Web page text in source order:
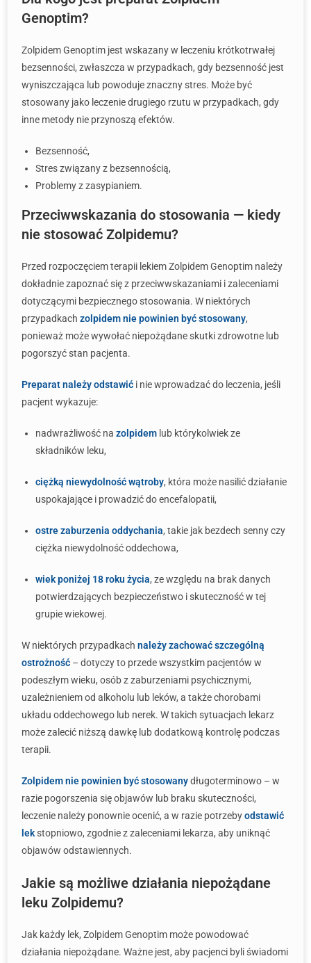
Genoptim?
Zolpidem Genoptim jest wskazany w leczeniu krótkotrwałej
bezsenności, zwłaszcza w przypadkach, gdy bezsenność jest
wyniszczająca lub powoduje znaczny stres. Może być
stosowany jako leczenie drugiego rzutu w przypadkach, gdy
inne metody nie przynoszą efektów.
Bezsenność,
Stres związany z bezsennością,
Problemy z zasypianiem.
Przeciwwskazania do stosowania — kiedy
nie stosować Zolpidemu?
Przed rozpoczęciem terapii lekiem Zolpidem Genoptim należy
dokładnie zapoznać się z przeciwwskazaniami i zaleceniami
dotyczącymi bezpiecznego stosowania. W niektórych
przypadkach zolpidem nie powinien być stosowany,
ponieważ może wywołać niepożądane skutki zdrowotne lub
pogorszyć stan pacjenta.
Preparat należy odstawić i nie wprowadzać do leczenia, jeśli
pacjent wykazuje:
nadwrażliwość na zolpidem lub którykolwiek ze
składników leku,
ciężką niewydolność wątroby, która może nasilić działanie
uspokajające i prowadzić do encefalopatii,
ostre zaburzenia oddychania, takie jak bezdech senny czy
ciężka niewydolność oddechowa,
wiek poniżej 18 roku życia, ze względu na brak danych
potwierdzających bezpieczeństwo i skuteczność w tej
grupie wiekowej.
W niektórych przypadkach należy zachować szczególną
ostrożność – dotyczy to przede wszystkim pacjentów w
podeszłym wieku, osób z zaburzeniami psychicznymi,
uzależnieniem od alkoholu lub leków, a także chorobami
układu oddechowego lub nerek. W takich sytuacjach lekarz
może zalecić niższą dawkę lub dodatkową kontrolę podczas
terapii.
Zolpidem nie powinien być stosowanydługoterminowo – w
razie pogorszenia się objawów lub braku skuteczności,
leczenie należy ponownie ocenić, a w razie potrzebyodstawić
lekstopniowo, zgodnie z zaleceniami lekarza, aby uniknąć
objawów odstawiennych.
Jakie są możliwe działania niepożądane
leku Zolpidemu?
Jak każdy lek, Zolpidem Genoptim może powodować
działania niepożądane. Ważne jest, aby pacjenci byli świadomi